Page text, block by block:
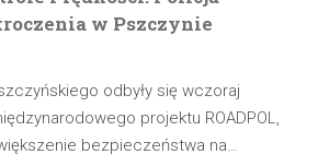
w Pszczynie
odbyły się wczoraj
projektu ROADPOL,
bezpieczeństwa na…